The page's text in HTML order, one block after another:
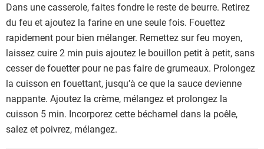
Dans une casserole, faites fondre le reste de beurre. Retirez
du feu et ajoutez la farine en une seule fois. Fouettez
rapidement pour bien mélanger. Remettez sur feu moyen,
laissez cuire 2 min puis ajoutez le bouillon petit à petit, sans
cesser de fouetter pour ne pas faire de grumeaux. Prolongez
la cuisson en fouettant, jusqu’à ce que la sauce devienne
nappante. Ajoutez la crème, mélangez et prolongez la
cuisson 5 min. Incorporez cette béchamel dans la poêle,
salez et poivrez, mélangez.